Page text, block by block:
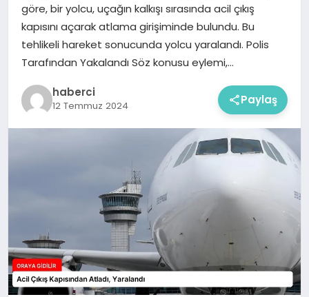
göre, bir yolcu, uçağın kalkışı sırasında acil çıkış
kapısını açarak atlama girişiminde bulundu. Bu
tehlikeli hareket sonucunda yolcu yaralandı. Polis
Tarafından Yakalandı Söz konusu eylemi,…
haberci
12 Temmuz 2024 Paylaş